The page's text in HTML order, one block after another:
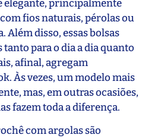
elegante, principalmente
fios naturais, pérolas ou
Além disso, essas bolsas
tanto para o dia a dia quanto
afinal, agregam
Às vezes, um modelo mais
mas, em outras ocasiões,
fazem toda a diferença.
com argolas são